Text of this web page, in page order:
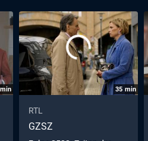
35 min
RTL
GZSZ